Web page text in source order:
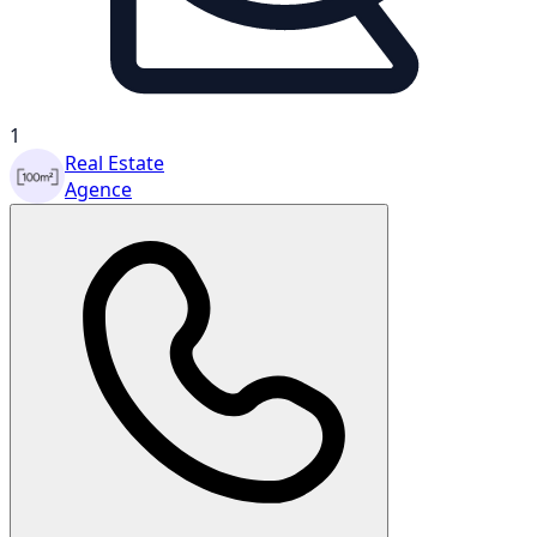
1
Real Estate
Agence